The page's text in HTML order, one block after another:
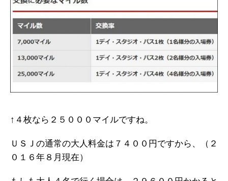
↑４枚なら２５０００マイルですね。
ＵＳＪの通常の大人料金は７４００円ですから、（２
０１６年８月現在）